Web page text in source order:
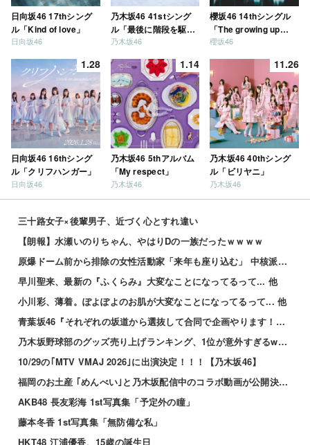
日向坂46 17thシング
ル「Kind of love」
日向坂46
乃木坂46 41stシング
ル「最後に階段を駆け
上がったのはいつ
乃木坂46
櫻坂46 14thシングル
「The growing up
train」
櫻坂46
1.28
日向坂46 16thシング
ル「クリフハンガー」
日向坂46
1.14
乃木坂46 5thアルバム
「My respect」
乃木坂46
11.26
乃木坂46 40thシング
ル「ビリヤニ」
乃木坂46
三十路女子×後輩男子、近づく心とすれ違い
【朗報】水瀬いのりちゃん、やはりDの一族だったｗｗｗｗ
原爆ドーム前から排除の女性活動家「来年も座り込む」 中核派から分裂後、初の目立つ活動
早川聖来、最新の『ふくらみ』大変なことになってるって... 他
小川彩、薄着。ぽよぽよのお肌が大変なことになってるって... 他
青葉坂46『それぞれの坂道から選抜して合同で企画やります！』←これが最悪だよな 他
乃木坂野球部のグッズ売り上げランキング、1位が意外すぎるwwwwwwww
10/29の｢MTV VMAJ 2026｣に出演決定！！！【乃木坂46】
福岡のお土産 ｢めんべい｣と乃木坂配信中のコラボ動画が公開決定！！！【乃木坂46】
AKB48 長友彩海 1st写真集「予定外の瞳」
藤本冬香 1st写真集「無防備な私」
HKT48 江浦優香、15歳の誕生日